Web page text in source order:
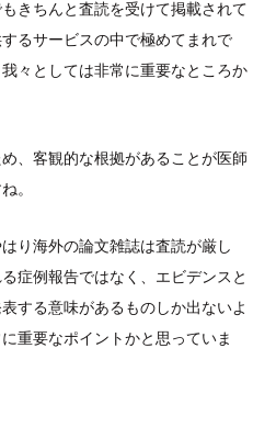
きちんと査読を受けて掲載されて
るサービスの中で極めてまれで
々としては非常に重要なところか
、客観的な根拠があることが医師
。
り海外の論文雑誌は査読が厳し
症例報告ではなく、エビデンスと
する意味があるものしか出ないよ
重要なポイントかと思っていま